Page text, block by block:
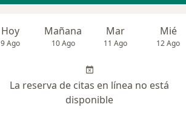
Hoy
9 Ago
Mañana
10 Ago
Mar
11 Ago
Mié
12 Ago
La reserva de citas en línea no está
disponible